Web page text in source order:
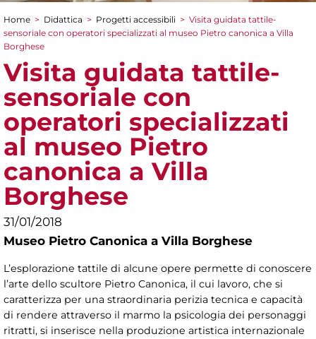
Tu sei qui
Home > Didattica > Progetti accessibili > Visita guidata tattile-
sensoriale con operatori specializzati al museo Pietro canonica a Villa
Borghese
Visita guidata tattile-
sensoriale con
operatori specializzati
al museo Pietro
canonica a Villa
Borghese
31/01/2018
Museo Pietro Canonica a Villa Borghese
L’esplorazione tattile di alcune opere permette di conoscere
l’arte dello scultore Pietro Canonica, il cui lavoro, che si
caratterizza per una straordinaria perizia tecnica e capacità
di rendere attraverso il marmo la psicologia dei personaggi
ritratti, si inserisce nella produzione artistica internazionale